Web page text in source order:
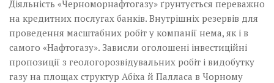
Діяльність «Черноморнафтогазу» ґрунтується переважно
на кредитних послугах банків. Внутрішніх резервів для
проведення масштабних робіт у компанії нема, як і в
самого «Нафтогазу». Зависли оголошені інвестиційні
пропозиції з геолого­розвідувальних робіт і видобутку
газу на площах структур Абіха й Палласа в Чорному